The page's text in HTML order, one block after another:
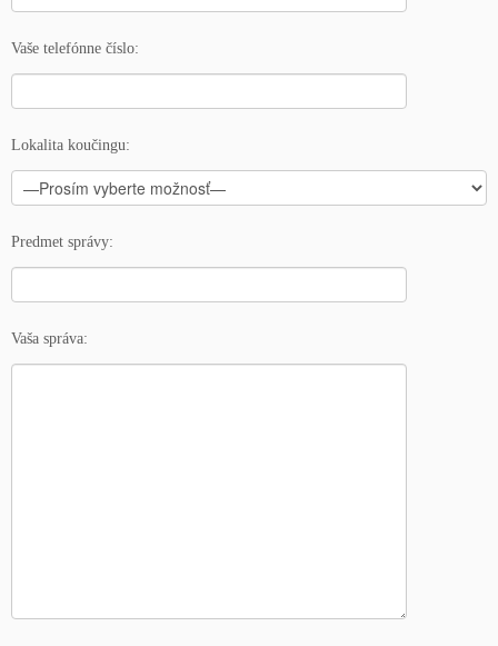
Vaše telefónne číslo:
Lokalita koučingu:
Predmet správy:
Vaša správa: